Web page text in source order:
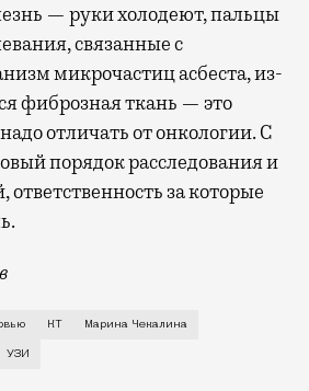
— руки холодеют, пальцы
связанные с
микрочастиц асбеста, из-
фиброзная ткань — это
отличать от онкологии. С
порядок расследования и
ответственность за которые
отдых влияет на зрительное
КТ Марина Чекалина
УЗИ